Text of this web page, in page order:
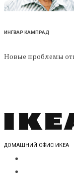
ИНГВАР КАМПРАД
Новые проблемы
ДОМАШНИЙ ОФИС ИКЕА